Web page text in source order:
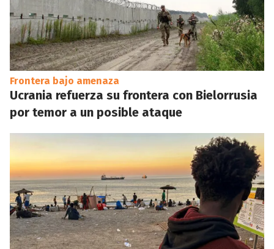
Frontera bajo amenaza
Ucrania refuerza su frontera con Bielorrusia
por temor a un posible ataque